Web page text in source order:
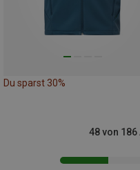
Du sparst 30%
48 von